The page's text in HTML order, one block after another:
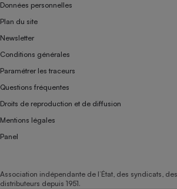
Données personnelles
Plan du site
Newsletter
Conditions générales
Paramétrer les traceurs
Questions fréquentes
Droits de reproduction et de diffusion
Mentions légales
Panel
Association indépendante de l’État, des syndicats,
distributeurs depuis 1951.